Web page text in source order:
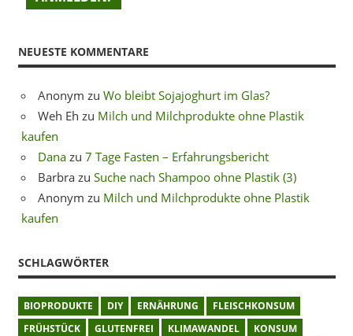
NEUESTE KOMMENTARE
Anonym zu Wo bleibt Sojajoghurt im Glas?
Weh Eh zu Milch und Milchprodukte ohne Plastik
kaufen
Dana zu 7 Tage Fasten – Erfahrungsbericht
Barbra zu Suche nach Shampoo ohne Plastik (3)
Anonym zu Milch und Milchprodukte ohne Plastik
kaufen
SCHLAGWÖRTER
BIOPRODUKTE DIY ERNÄHRUNG
FLEISCHKONSUM
FRÜHSTÜCK
GLUTENFREI KLIMAWANDEL
KONSUM